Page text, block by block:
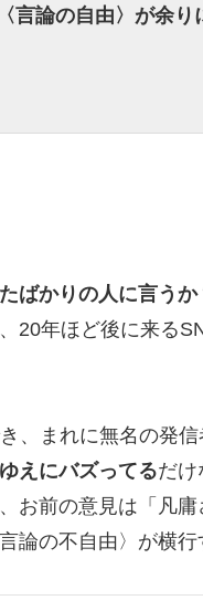
〈言論の自由〉が余
ばかりの人に言うか
20年ほど後に来る
、まれに無名の発
えにバズってるだけ
お前の意見は「凡
論の不自由〉が横